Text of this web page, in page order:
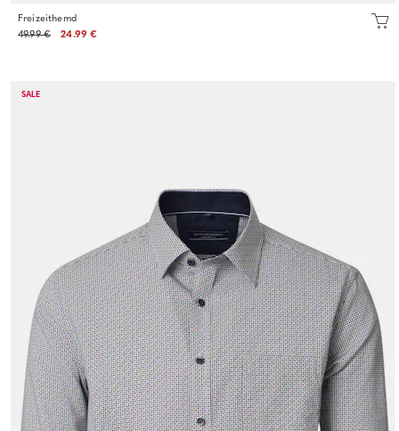
Freizeithemd
49.99 €
24.99 €
SALE